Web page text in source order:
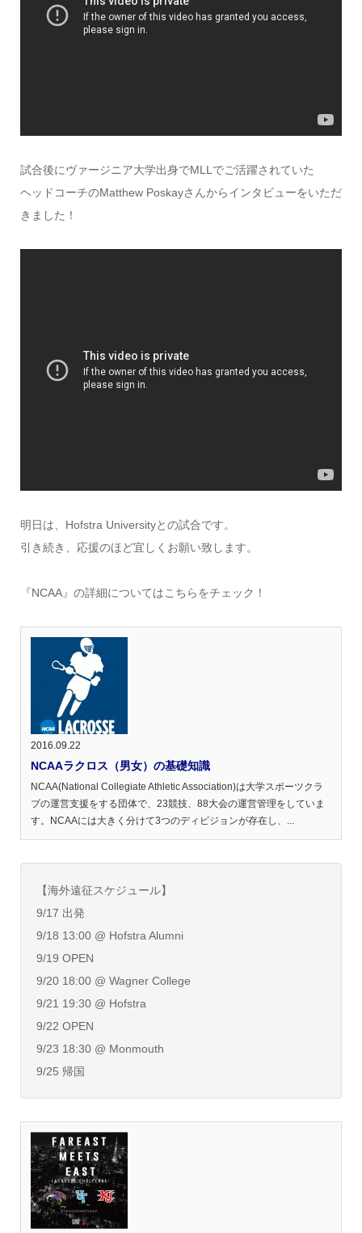
試合後にヴァージニア大学出身でMLLでご活躍されていた
ヘッドコーチのMatthew Poskayさんからインタビューをいただ
きました！
明日は、Hofstra Universityとの試合です。
引き続き、応援のほど宜しくお願い致します。
『NCAA』の詳細についてはこちらをチェック！
2016.09.22
NCAAラクロス（男女）の基礎知識
NCAA(National Collegiate Athletic Association)は大学スポーツクラ
ブの運営支援をする団体で、23競技、88大会の運営管理をしていま
す。NCAAには大きく分けて3つのディビジョンが存在し、...
【海外遠征スケジュール】
9/17 出発
9/18 13:00 @ Hofstra Alumni
9/19 OPEN
9/20 18:00 @ Wagner College
9/21 19:30 @ Hofstra
9/22 OPEN
9/23 18:30 @ Monmouth
9/25 帰国